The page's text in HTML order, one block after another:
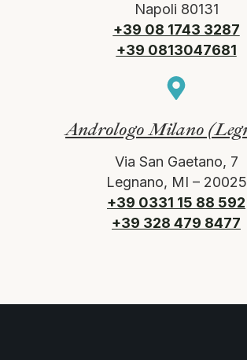
Napoli 80131
+39 08 1743 3287
+39 0813047681
Andrologo Milano
Via San Gaetano, 7
Legnano, MI – 20025
+39 0331 15 88 592
+39 328 479 8477